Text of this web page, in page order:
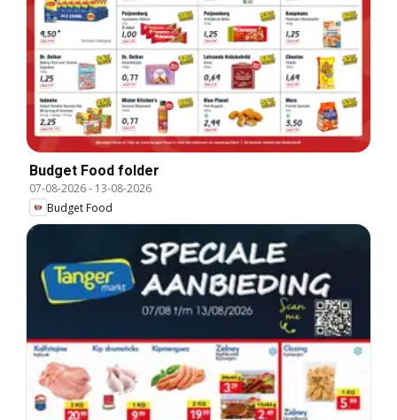
Budget Food folder
07-08-2026- 13-08-2026
Budget Food